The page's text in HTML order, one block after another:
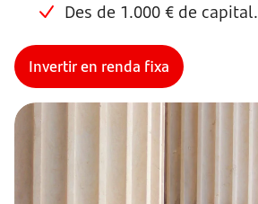
Des de 1.000 € de capital.
Invertir en renda fixa